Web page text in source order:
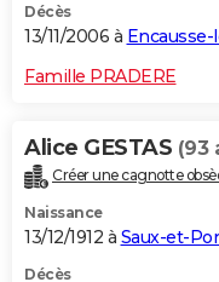
Décès
13/11/2006 à
Famille PRADERE
Alice GESTAS (93
Créer une cagnotte
Naissance
13/12/1912 à Saux-et-
Décès